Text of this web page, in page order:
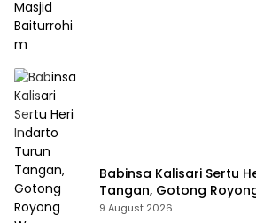
Babinsa Kalisari Sertu
Tangan, Gotong
Masjid Miftahussalam
9 August 2026